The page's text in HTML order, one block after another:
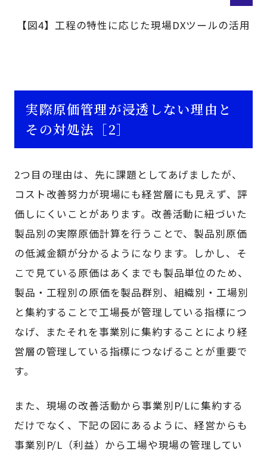
【図4】工程の特性に応じた現場DXツールの活用
実際原価管理が浸透しない理由と
その対処法［2］
2つ目の理由は、先に課題としてあげましたが、
コスト改善努力が現場にも経営層にも見えず、評
価しにくいことがあります。改善活動に紐づいた
製品別の実際原価計算を行うことで、製品別原価
の低減金額が分かるようになります。しかし、そ
こで見ている原価はあくまでも製品単位のため、
製品・工程別の原価を製品群別、組織別・工場別
と集約することで工場長が管理している指標につ
なげ、またそれを事業別に集約することにより経
営層の管理している指標につなげることが重要で
す。
また、現場の改善活動から事業別P/Lに集約する
だけでなく、下記の図にあるように、経営からも
事業別P/L（利益）から工場や現場の管理してい